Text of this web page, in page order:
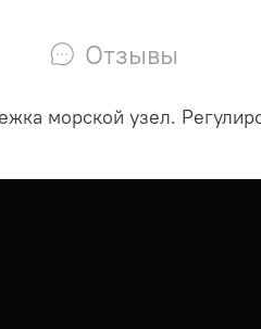
Отзывы
морской узел.